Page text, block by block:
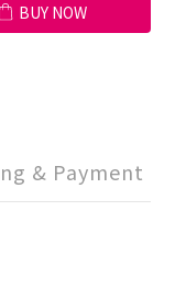
BUY NOW
& Payment